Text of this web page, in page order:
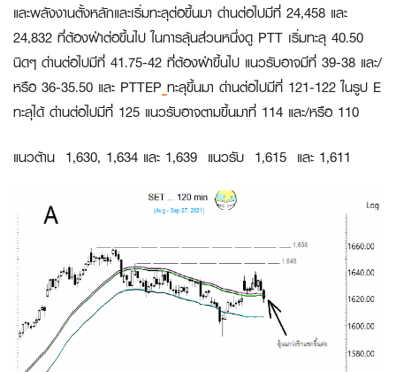
และพลังงานตั้งหลักและเริ่มทะลุต่อขึ้นมา ด่านต่อไปมีที่ 24,458 และ
24,832 ที่ต้องฝ่าต่อขึ้นไป ในการลุ้นส่วนหนึ่งดู PTT เริ่มทะลุ 40.50
นิดๆ ด่านต่อไปมีที่ 41.75-42 ที่ต้องฝ่าขึ้นไป แนวรับอาจมีที่ 39-38 และ/
หรือ 36-35.50 และ PTTEP ทะลุขึ้นมา ด่านต่อไปมีที่ 121-122 ในรูป E
ทะลุได้ ด่านต่อไปมีที่ 125 แนวรับอาจตามขึ้นมาที่ 114 และ/หรือ 110
แนวต้าน 1,630, 1,634 และ 1,639 แนวรับ 1,615 และ 1,611